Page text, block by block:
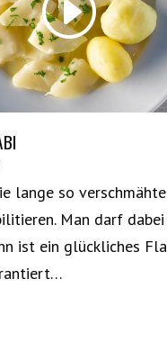
lange so
Man darf
ist ein glückliches